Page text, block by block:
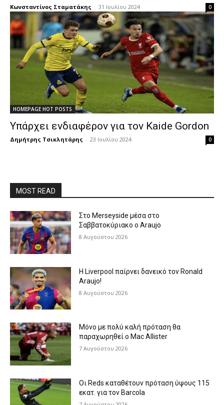
Κωνσταντίνος Σταματάκης - 31 Ιουλίου 2024 0
HOMEPAGE HOT POSTS
Υπάρχει ενδιαφέρον για τον Kaide Gordon
Δημήτρης Τσικλητάρης - 23 Ιουλίου 2024 0
MOST READ
Στο Merseyside μέσα στο
Σαββατοκύριακο ο Araujo
8 Αυγούστου 2026
Η Liverpool παίρνει δανεικό τον Ronald
Araujo!
8 Αυγούστου 2026
Μόνο με πολύ καλή πρόταση θα
παραχωρηθεί ο Mac Allister
7 Αυγούστου 2026
Οι Reds καταθέτουν πρόταση ύψους 115
εκατ. για τον Barcola